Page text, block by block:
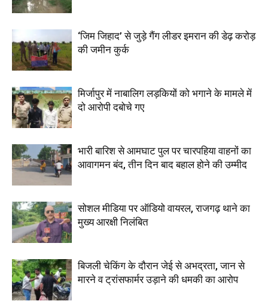
‘जिम जिहाद’ से जुड़े गैंग लीडर इमरान की डेढ़ करोड़
की जमीन कुर्क
मिर्जापुर में नाबालिग लड़कियों को भगाने के मामले में
दो आरोपी दबोचे गए
भारी बारिश से आमघाट पुल पर चारपहिया वाहनों का
आवागमन बंद, तीन दिन बाद बहाल होने की उम्मीद
सोशल मीडिया पर ऑडियो वायरल, राजगढ़ थाने का
मुख्य आरक्षी निलंबित
बिजली चेकिंग के दौरान जेई से अभद्रता, जान से
मारने व ट्रांसफार्मर उड़ाने की धमकी का आरोप